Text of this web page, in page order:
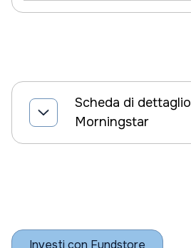
Scheda di dettaglio
Morningstar
Investi con Fundstore